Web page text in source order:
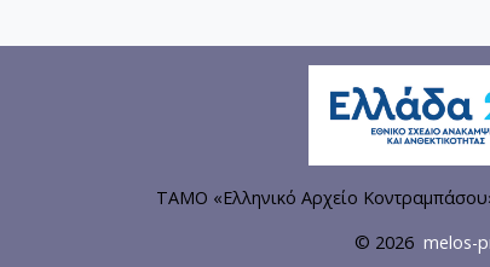
Όσβαλντ. Two suites for unaccompanied double
ΤΑΜΟ «Ελληνικό Αρχείο
© 2026 melos-